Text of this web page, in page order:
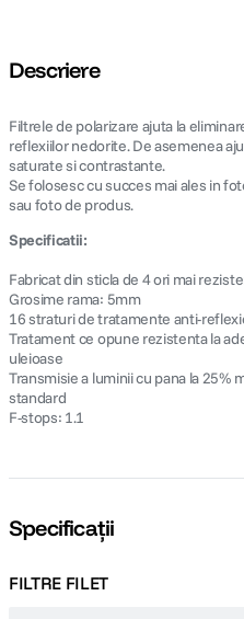
Descriere
Filtrele de polarizare ajuta la
reflexiilor nedorite. De asemenea
saturate si contrastante.
Se folosesc cu succes mai ales in
sau foto de produs.
Specificatii:
Fabricat din sticla de 4 ori mai
Grosime rama: 5mm
16 straturi de tratamente anti-
Tratament ce opune rezistenta la
uleioase
Transmisie a luminii cu pana la 25%
standard
F-stops: 1.1
Specificații
FILTRE FILET